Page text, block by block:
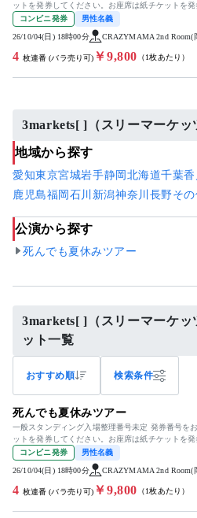
ットを発券してください。お座席は紙チケットを
討宜しくお願い致します。
コンビニ発券 男性名義
26/10/04(日) 18時00分 CRAZYMAMA 2nd Room(
4 枚連番 (バラ売り可) ￥9,800 （1枚あたり）
3markets[ ]（スリーマーケッ
地域から探す
愛知東京宮城岩手静岡北海道千葉香
鹿児島福岡石川 新潟神奈川 長野そ
公演から探す
死んでも夏休みツアー
3markets[ ]（スリーマーケッ
ット一覧
おすすめ順 検索条件
死んでも夏休みツアー
一般スタンディング入場整理番号未定 発券番号を
ットを発券してください。お座席は紙チケットを
討宜しくお願い致します。
コンビニ発券 男性名義
26/10/04(日) 18時00分 CRAZYMAMA 2nd Room(
4 枚連番 (バラ売り可) ￥9,800 （1枚あたり）